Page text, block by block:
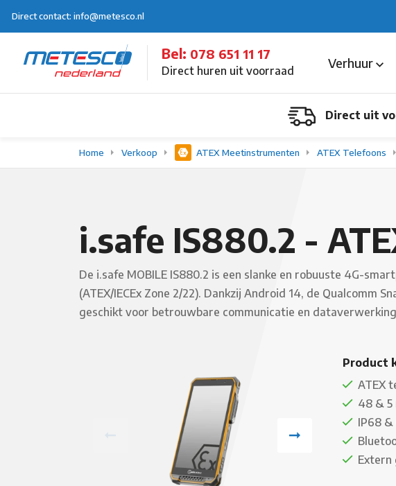
Direct contact: info@metesco.nl
Bel: 078 651 11 17
Direct huren uit voorraad Verhuur
Direct uit
Home Verkoop ATEX Meetinstrumenten ATEX Telefoons
i.safe IS880.2 -
De i.safe MOBILE IS880.2 is een slanke en robuuste 4G-
(ATEX/IECEx Zone 2/22). Dankzij Android 14, de
geschikt voor betrouwbare communicatie en
Product
ATEX
48 & 5
IP68 &
Extern